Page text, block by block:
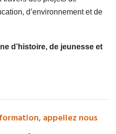
d’environnement et de
d’histoire, de jeunesse et
appellez nous